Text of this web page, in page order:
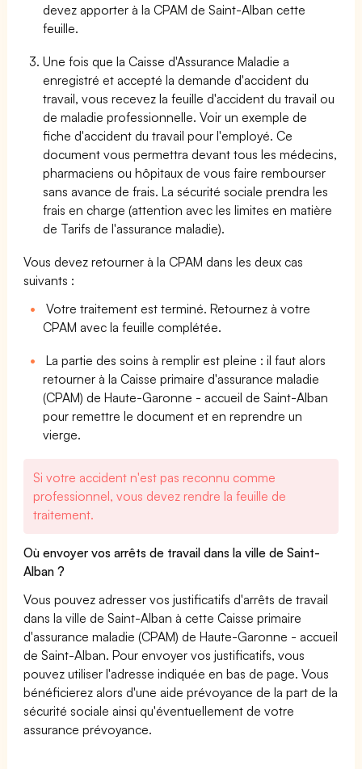
devez apporter à la CPAM de Saint-Alban cette
feuille.
Une fois que la Caisse d'Assurance Maladie a
enregistré et accepté la demande d'accident du
travail, vous recevez la feuille d'accident du travail ou
de maladie professionnelle. Voir un exemple de
fiche d'accident du travail pour l'employé. Ce
document vous permettra devant tous les médecins,
pharmaciens ou hôpitaux de vous faire rembourser
sans avance de frais. La sécurité sociale prendra les
frais en charge (attention avec les limites en matière
de Tarifs de l'assurance maladie).
Vous devez retourner à la CPAM dans les deux cas
suivants :
Votre traitement est terminé. Retournez à votre
CPAM avec la feuille complétée.
La partie des soins à remplir est pleine : il faut alors
retourner à la Caisse primaire d'assurance maladie
(CPAM) de Haute-Garonne - accueil de Saint-Alban
pour remettre le document et en reprendre un
vierge.
Si votre accident n'est pas reconnu comme
professionnel, vous devez rendre la feuille de
traitement.
Où envoyer vos arrêts de travail dans la ville de Saint-
Alban ?
Vous pouvez adresser vos justificatifs d'arrêts de travail
dans la ville de Saint-Alban à cette Caisse primaire
d'assurance maladie (CPAM) de Haute-Garonne - accueil
de Saint-Alban. Pour envoyer vos justificatifs, vous
pouvez utiliser l'adresse indiquée en bas de page. Vous
bénéficierez alors d'une aide prévoyance de la part de la
sécurité sociale ainsi qu'éventuellement de votre
assurance prévoyance.